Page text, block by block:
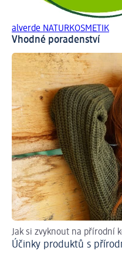
alverde NATURKOSMETIK
Vhodné poradenství
Jak si zvyknout na přírodní
Účinky produktů s